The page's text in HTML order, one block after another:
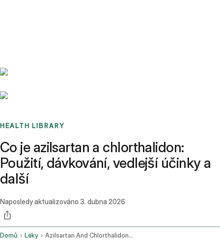
HEALTH LIBRARY
Co je azilsartan a chlorthalidon:
Použití, dávkování, vedlejší účinky a
další
Naposledy aktualizováno 3. dubna 2026
Domů Léky Azilsartan And Chlorthalidone Oral Route